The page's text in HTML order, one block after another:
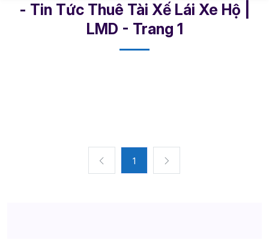
- Tin Tức Thuê Tài Xế Lái Xe Hộ |
LMD - Trang 1​
1